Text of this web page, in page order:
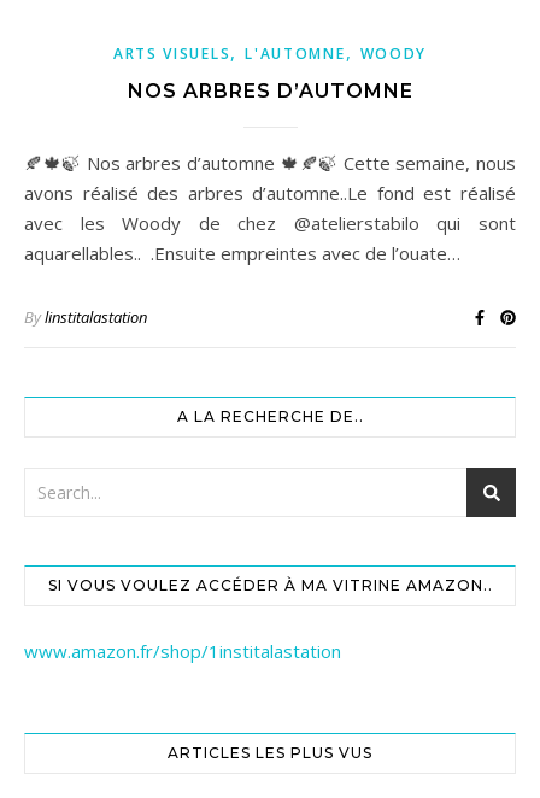
ARTS VISUELS,L'AUTOMNE, WOODY
NOS ARBRES D’AUTOMNE
🍂🍁🍃 Nos arbres d’automne 🍁🍂🍃 Cette semaine, nous
avons réalisé des arbres d’automne..Le fond est réalisé
avec les Woody de chez @atelierstabilo qui sont
aquarellables.. .Ensuite empreintes avec de l’ouate…
Bylinstitalastation
A LA RECHERCHE DE..
SI VOUS VOULEZ ACCÉDER À MA VITRINE AMAZON..
www.amazon.fr/shop/1institalastation
ARTICLES LES PLUS VUS